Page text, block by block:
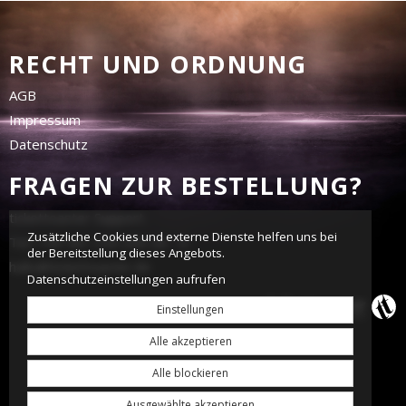
RECHT UND ORDNUNG
AGB
Impressum
Datenschutz
FRAGEN ZUR BESTELLUNG?
Tel.: +49 561 350 296 28 - 0
hallo@tickettoaster.de
Zusätzliche Cookies und externe Dienste helfen uns bei
der Bereitstellung dieses Angebots.
Datenschutzeinstellungen aufrufen
Einstellungen
Alle akzeptieren
Alle blockieren